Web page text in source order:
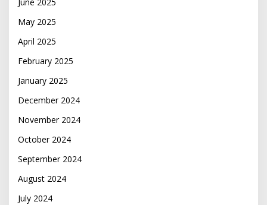
May 2025
April 2025
February 2025
January 2025
December 2024
November 2024
October 2024
September 2024
August 2024
July 2024